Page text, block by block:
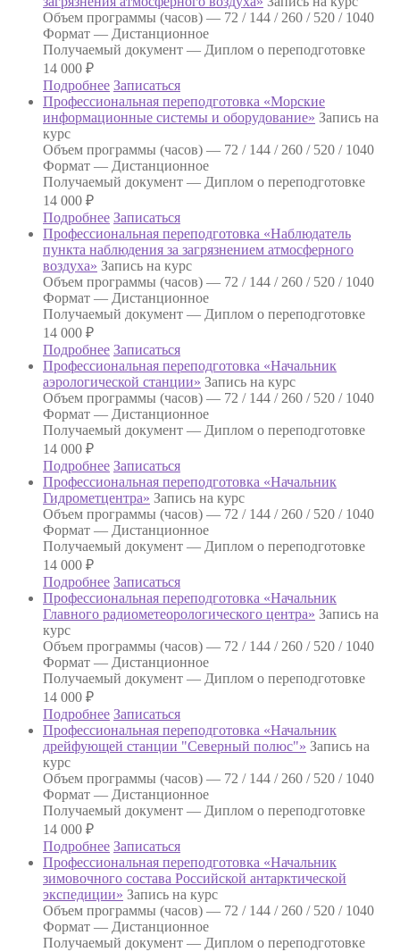
Объем программы (часов) — 72 / 144 / 260 / 520 / 1040
Формат — Дистанционное
Получаемый документ — Диплом о переподготовке
14 000 ₽
Подробнее Записаться
Профессиональная переподготовка «Морские
информационные системы и оборудование» Запись на
курс
Объем программы (часов) — 72 / 144 / 260 / 520 / 1040
Формат — Дистанционное
Получаемый документ — Диплом о переподготовке
14 000 ₽
Подробнее Записаться
Профессиональная переподготовка «Наблюдатель
пункта наблюдения за загрязнением атмосферного
воздуха» Запись на курс
Объем программы (часов) — 72 / 144 / 260 / 520 / 1040
Формат — Дистанционное
Получаемый документ — Диплом о переподготовке
14 000 ₽
Подробнее Записаться
Профессиональная переподготовка «Начальник
аэрологической станции» Запись на курс
Объем программы (часов) — 72 / 144 / 260 / 520 / 1040
Формат — Дистанционное
Получаемый документ — Диплом о переподготовке
14 000 ₽
Подробнее Записаться
Профессиональная переподготовка «Начальник
Гидрометцентра» Запись на курс
Объем программы (часов) — 72 / 144 / 260 / 520 / 1040
Формат — Дистанционное
Получаемый документ — Диплом о переподготовке
14 000 ₽
Подробнее Записаться
Профессиональная переподготовка «Начальник
Главного радиометеорологического центра» Запись на
курс
Объем программы (часов) — 72 / 144 / 260 / 520 / 1040
Формат — Дистанционное
Получаемый документ — Диплом о переподготовке
14 000 ₽
Подробнее Записаться
Профессиональная переподготовка «Начальник
дрейфующей станции "Северный полюс"» Запись на
курс
Объем программы (часов) — 72 / 144 / 260 / 520 / 1040
Формат — Дистанционное
Получаемый документ — Диплом о переподготовке
14 000 ₽
Подробнее Записаться
Профессиональная переподготовка «Начальник
зимовочного состава Российской антарктической
экспедиции» Запись на курс
Объем программы (часов) — 72 / 144 / 260 / 520 / 1040
Формат — Дистанционное
Получаемый документ — Диплом о переподготовке